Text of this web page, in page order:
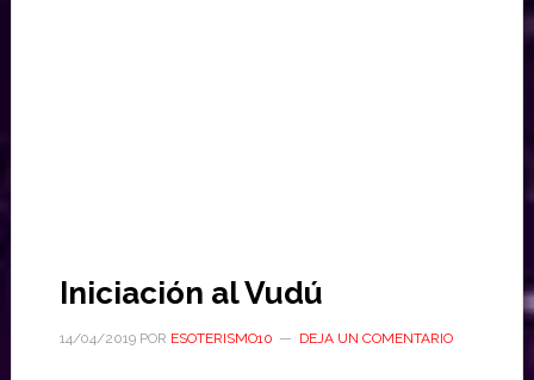
Iniciación al Vudú
14/04/2019POR ESOTERISMO10 DEJA UN COMENTARIO